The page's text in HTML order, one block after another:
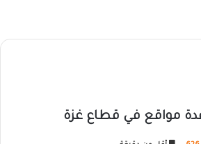
مواقع في قطاع غزة